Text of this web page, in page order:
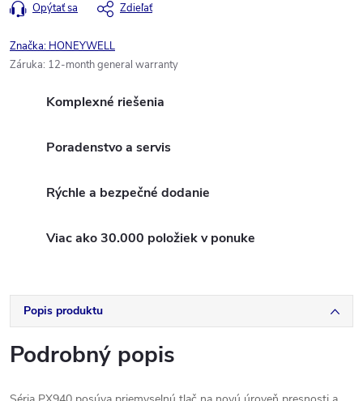
Opýtať sa Zdieľať
Značka: HONEYWELL
Záruka: 12-month general warranty
Komplexné riešenia
Poradenstvo a servis
Rýchle a bezpečné dodanie
Viac ako 30.000 položiek v ponuke
Popis produktu
Podrobný popis